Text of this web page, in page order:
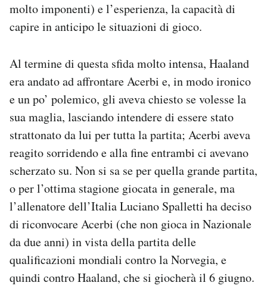
molto imponenti) e l’esperienza, la capacità di
capire in anticipo le situazioni di gioco.
Al termine di questa sfida molto intensa, Haaland
era andato ad affrontare Acerbi e, in modo ironico
e un po’ polemico, gli aveva chiesto se volesse la
sua maglia, lasciando intendere di essere stato
strattonato da lui per tutta la partita; Acerbi aveva
reagito sorridendo e alla fine entrambi ci avevano
scherzato su. Non si sa se per quella grande partita,
o per l’ottima stagione giocata in generale, ma
l’allenatore dell’Italia Luciano Spalletti ha deciso
di riconvocare Acerbi (che non gioca in Nazionale
da due anni) in vista della partita delle
qualificazioni mondiali contro la Norvegia, e
quindi contro Haaland, che si giocherà il 6 giugno.